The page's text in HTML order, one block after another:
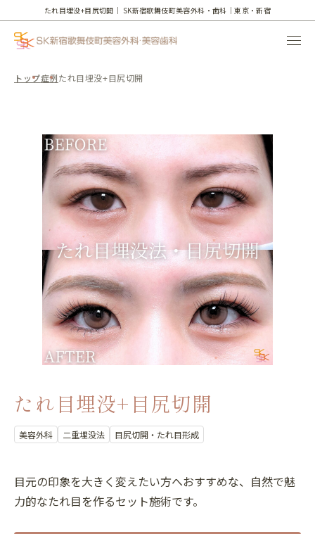
たれ目埋没+目尻切開｜ SK新宿歌舞伎町美容外科・歯科｜東京・新宿
トップ症例たれ目埋没+目尻切開
たれ目埋没+目尻切開
美容外科 二重埋没法 目尻切開・たれ目形成
目元の印象を大きく変えたい方へおすすめな、自然で魅
力的なたれ目を作るセット施術です。